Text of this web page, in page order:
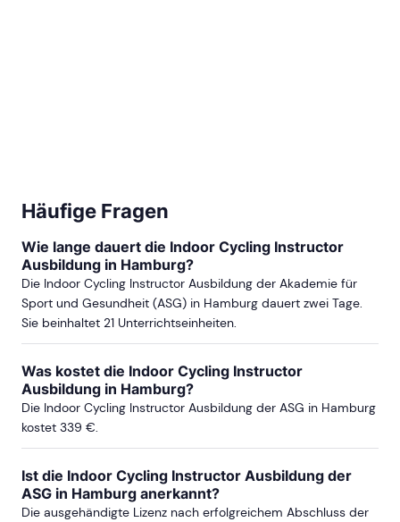
Häufige Fragen
Wie lange dauert die Indoor Cycling Instructor
Ausbildung in Hamburg?
Die Indoor Cycling Instructor Ausbildung der Akademie für
Sport und Gesundheit (ASG) in Hamburg dauert zwei Tage.
Sie beinhaltet 21 Unterrichtseinheiten.
Was kostet die Indoor Cycling Instructor
Ausbildung in Hamburg?
Die Indoor Cycling Instructor Ausbildung der ASG in Hamburg
kostet 339 €.
Ist die Indoor Cycling Instructor Ausbildung der
ASG in Hamburg anerkannt?
Die ausgehändigte Lizenz nach erfolgreichem Abschluss der